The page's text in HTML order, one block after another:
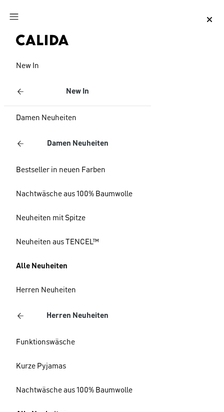
Zum Hauptinhalt springen
New In
New In
Damen Neuheiten
Damen Neuheiten
Bestseller in neuen Farben
Nachtwäsche aus 100% Baumwolle
Neuheiten mit Spitze
Neuheiten aus TENCEL™
Alle Neuheiten
Herren Neuheiten
Herren Neuheiten
Funktionswäsche
Kurze Pyjamas
Nachtwäsche aus 100% Baumwolle